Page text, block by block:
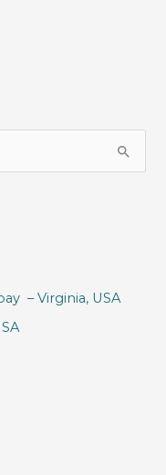
– Virginia, USA